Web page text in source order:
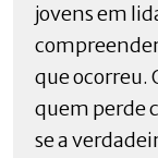
jovens em
que ocorreu.
quem perde
se a